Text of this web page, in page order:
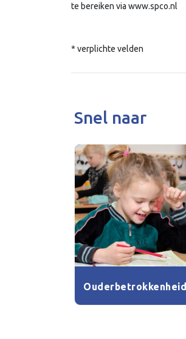
te bereiken via www.spco.nl
* verplichte velden
Snel naar
Ouderbetrokkenheid